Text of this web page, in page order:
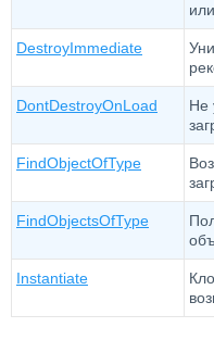
DestroyImmediate
DontDestroyOnLoad
Не
FindObjectOfType
FindObjectsOfType
Instantiate